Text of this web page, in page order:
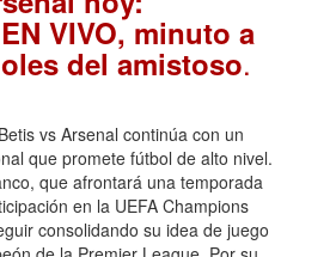
VIVO, minuto a
del amistoso.
vs Arsenal continúa con un
que promete fútbol de alto nivel.
que afrontará una temporada
en la UEFA Champions
consolidando su idea de juego